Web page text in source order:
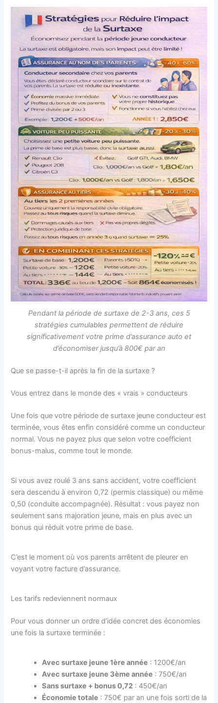
Pendant la période de surtaxe de 2-3 ans, ces 5
stratégies cumulables permettent de réduire
significativement votre prime d’assurance auto et
d’économiser jusqu’à 800€ par an
Que se passe-t-il après la fin de la surtaxe ?
Vous entrez dans le monde des « vrais » conducteurs
Une fois que votre période de surtaxe jeune conducteur est
terminée, vous êtes enfin considéré comme un conducteur
normal. Vous ne payez plus que selon votre coefficient
bonus-malus, comme tout le monde.
Si vous avez roulé 3 ans sans accident, votre coefficient
sera descendu à environ 0,72 (permis classique) ou même
0,50 (conduite accompagnée). Résultat : vous payez non
seulement sans majoration jeune, mais en plus avec un
bonus qui réduit votre prime de base.
C’est le moment où vos parents arrêtent de pleurer en
voyant votre facture d’assurance.
Les tarifs redeviennent normaux
Pour vous donner un ordre d’idée concret des économies
une fois la surtaxe terminée :
Avec surtaxe jeune 1ère année : 1200€/an
Avec surtaxe jeune 3ème année : 750€/an
Sans surtaxe + bonus 0,72 : 450€/an
Économie totale : 750€ par an une fois sorti de la